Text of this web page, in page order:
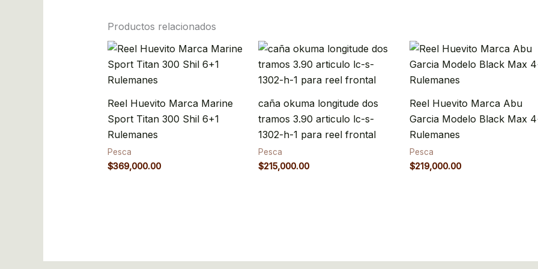
Productos relacionados
Reel Huevito Marca Marine
Sport Titan 300 Shil 6+1
Rulemanes
Pesca
$369,000.00
caña okuma longitude dos
tramos 3.90 articulo lc-s-
1302-h-1 para reel frontal
Pesca
$215,000.00
Reel Huevito Marca Abu
Garcia Modelo Black Max
Rulemanes
Pesca
$219,000.00